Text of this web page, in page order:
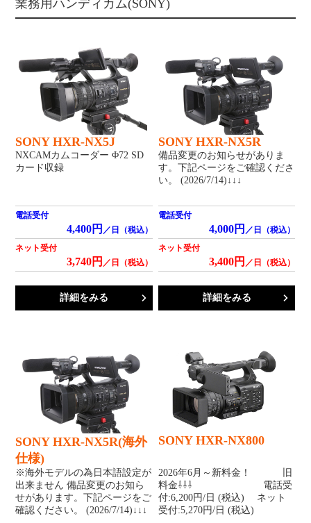
業務用ハンディカム(SONY)
SONY HXR-NX5J
NXCAMカムコーダー Φ72 SD
カード収録
電話受付
4,400円 ／日（税込）
ネット受付
3,740円 ／日（税込）
詳細をみる
SONY HXR-NX5R
備品変更のお知らせがありま
す。下記ページをご確認くださ
い。 (2026/7/14)↓↓↓
電話受付
4,000円 ／日（税込）
ネット受付
3,400円 ／日（税込）
詳細をみる
SONY HXR-NX5R(海外
仕様)
※海外モデルの為日本語設定が
出来ません 備品変更のお知ら
せがあります。下記ページをご
確認ください。 (2026/7/14)↓↓↓
SONY HXR-NX800
2026年6月～新料金！ 旧
料金⇩⇩⇩ 電話受
付:6,200円/日 (税込) ネット
受付:5,270円/日 (税込)